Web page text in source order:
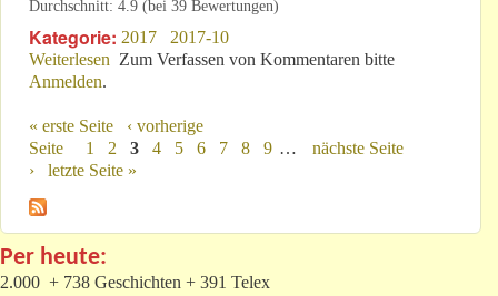
Durchschnitt: 4.9 (bei 39 Bewertungen)
Kategorie: 2017
2017-10
Weiterlesen über WM a.D.: Vom Förder- zum geförderten
Zum Verfassen von Kommentaren bitte
Anmelden.
Seiten
« erste Seite
‹ vorherige
Seite
1 2 3 4 5 6 7 8 9 …
nächste Seite
›
letzte Seite »
Per heute:
2.000 + 738 Geschichten + 391 Telex